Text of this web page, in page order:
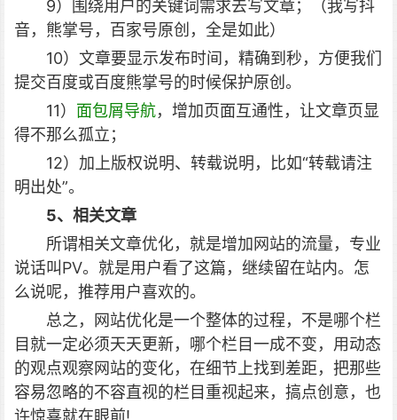
9）围绕用户的关键词需求去写文章；（我写抖
音，熊掌号，百家号原创，全是如此）
10）文章要显示发布时间，精确到秒，方便我们
提交百度或百度熊掌号的时候保护原创。
11） 面包屑导航，增加页面互通性，让文章页显
得不那么孤立；
12）加上版权说明、转载说明，比如“转载请注
明出处”。
5、相关文章
所谓相关文章优化，就是增加网站的流量，专业
说话叫PV。就是用户看了这篇，继续留在站内。怎
么说呢，推荐用户喜欢的。
总之，网站优化是一个整体的过程，不是哪个栏
目就一定必须天天更新，哪个栏目一成不变，用动态
的观点观察网站的变化，在细节上找到差距，把那些
容易忽略的不容直视的栏目重视起来，搞点创意，也
许惊喜就在眼前!